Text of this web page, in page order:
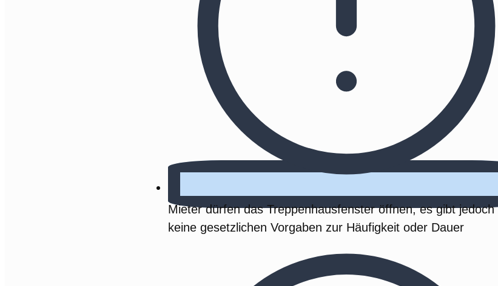
Mieter dürfen das Treppenhausfenster öffnen, es gibt jedoch
keine gesetzlichen Vorgaben zur Häufigkeit oder Dauer